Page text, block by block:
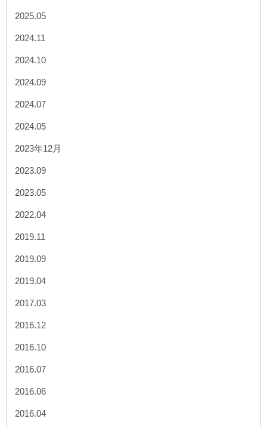
2025.05
2024.11
2024.10
2024.09
2024.07
2024.05
2023年12月
2023.09
2023.05
2022.04
2019.11
2019.09
2019.04
2017.03
2016.12
2016.10
2016.07
2016.06
2016.04